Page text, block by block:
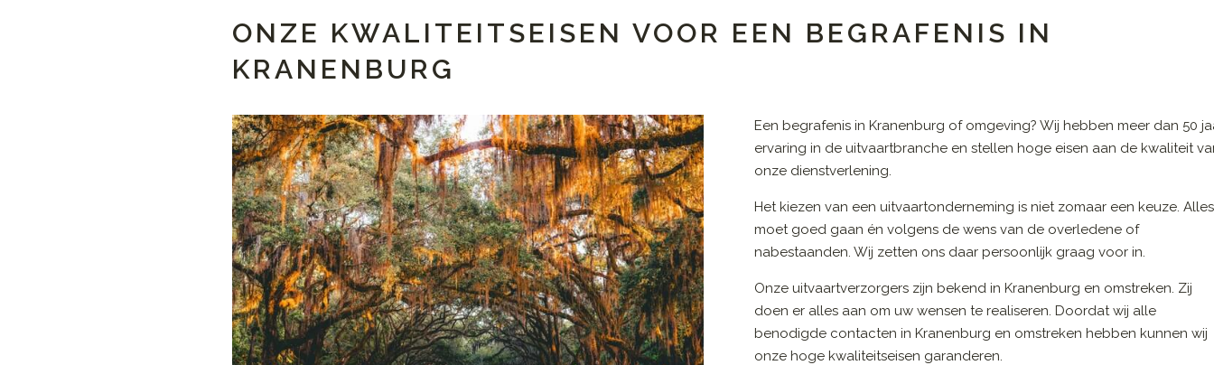
ONZE KWALITEITSEISEN VOOR EEN BEGRAFENIS IN
KRANENBURG
Een begrafenis in Kranenburg of omgeving? Wij hebben meer dan 50
ervaring in de uitvaartbranche en stellen hoge eisen aan de kwaliteit
onze dienstverlening.
Het kiezen van een uitvaartonderneming is niet zomaar een keuze. Alles
moet goed gaan én volgens de wens van de overledene of
nabestaanden. Wij zetten ons daar persoonlijk graag voor in.
Onze uitvaartverzorgers zijn bekend in Kranenburg en omstreken. Zij
doen er alles aan om uw wensen te realiseren. Doordat wij alle
benodigde contacten in Kranenburg en omstreken hebben kunnen wij
onze hoge kwaliteitseisen garanderen.